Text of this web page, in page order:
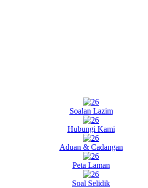
Soalan Lazim
Hubungi Kami
Aduan & Cadangan
Peta Laman
Soal Selidik